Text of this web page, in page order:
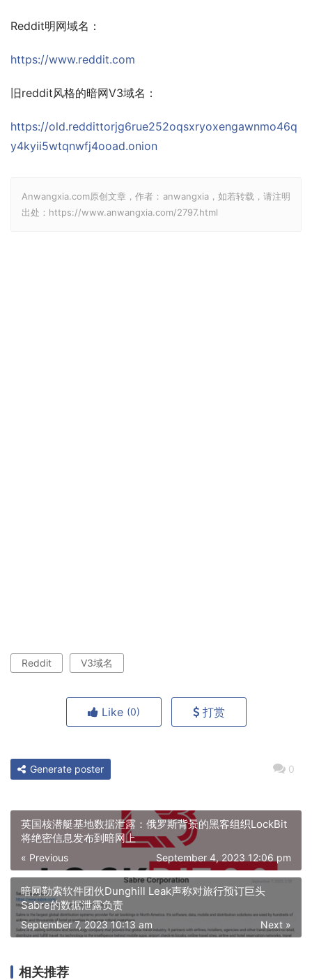
Reddit明网域名：
https://www.reddit.com
旧reddit风格的暗网V3域名：
https://old.reddittorjg6rue252oqsxryoxengawnmo46q
y4kyii5wtqnwfj4ooad.onion
Anwangxia.com原创文章，作者：anwangxia，如若转载，请注明
出处：https://www.anwangxia.com/2797.html
Reddit V3域名
Like (0) 打赏
0
Generate poster
英国核潜艇基地数据泄露：俄罗斯背景的黑客组织LockBit
将绝密信息发布到暗网上
« Previous September 4, 2023 12:06 pm
暗网勒索软件团伙Dunghill Leak声称对旅行预订巨头
Sabre的数据泄露负责
Next »
September 7, 2023 10:13 am
相关推荐